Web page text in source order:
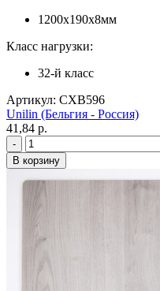
1200х190х8мм
Класс нагрузки:
32-й класс
Артикул: CXB596
Unilin (Бельгия - Россия)
41,84 p.